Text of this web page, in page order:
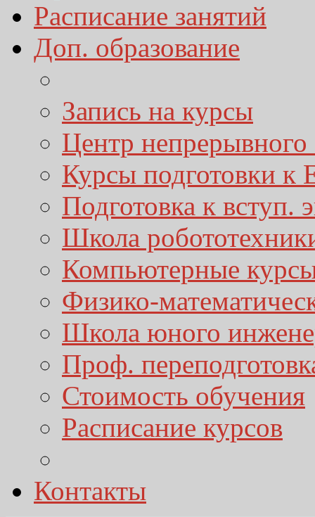
Расписание занятий
Доп. образование
Запись на курсы
Центр непрерывного
Курсы подготовки
Подготовка к вступ.
Школа
Компьютерные
Физико-
Школа юного
Проф.
Стоимость обучения
Расписание курсов
Контакты